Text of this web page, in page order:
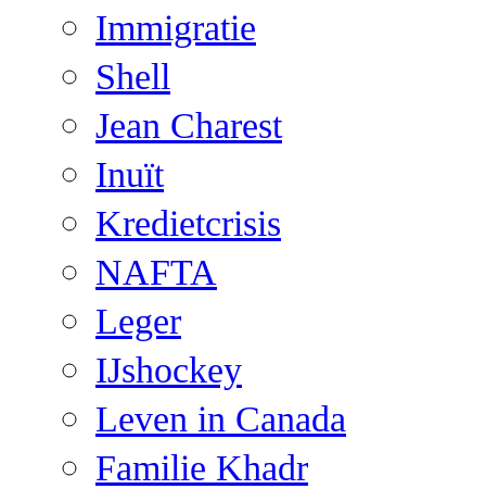
Immigratie
Shell
Jean Charest
Inuït
Kredietcrisis
NAFTA
Leger
IJshockey
Leven in Canada
Familie Khadr